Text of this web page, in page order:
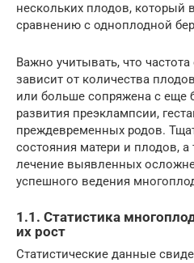
нескольких плодов, который
сравнению с одноплодной
Важно учитывать, что
зависит от количества
или больше сопряжена с еще
развития преэклампсии,
преждевременных родов.
состояния матери и плодов,
лечение выявленных
успешного ведения
1.1. Статистика
их рост
Статистические данные